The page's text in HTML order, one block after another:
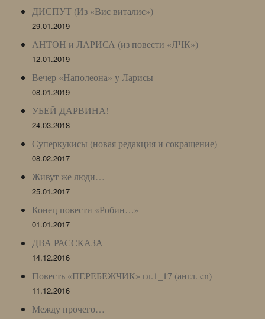
ДИСПУТ (Из «Вис виталис»)
29.01.2019
АНТОН и ЛАРИСА (из повести «ЛЧК»)
12.01.2019
Вечер «Наполеона» у Ларисы
08.01.2019
УБЕЙ ДАРВИНА!
24.03.2018
Суперкукисы (новая редакция и сокращение)
08.02.2017
Живут же люди…
25.01.2017
Конец повести «Робин…»
01.01.2017
ДВА РАССКАЗА
14.12.2016
Повесть «ПЕРЕБЕЖЧИК» гл.1_17 (англ. en)
11.12.2016
Между прочего…